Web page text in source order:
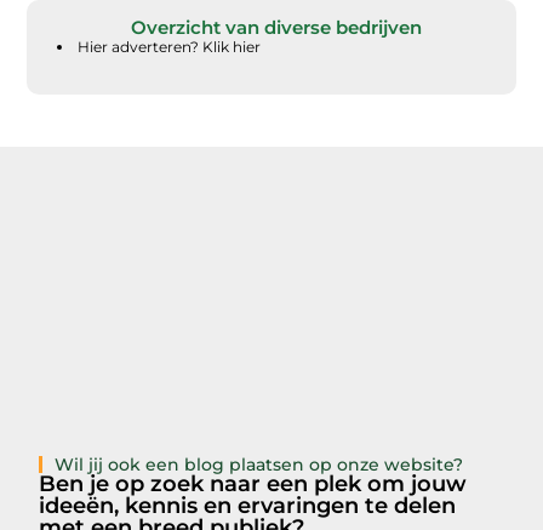
Overzicht van diverse bedrijven
Hier adverteren? Klik hier
Wil jij ook een blog plaatsen op onze website?
Ben je op zoek naar een plek om jouw
ideeën, kennis en ervaringen te delen